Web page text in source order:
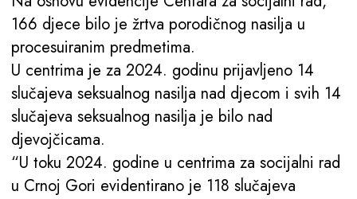
166 djece bilo je žrtva porodičnog nasilja u
procesuiranim predmetima.
U centrima je za 2024. godinu prijavljeno 14
slučajeva seksualnog nasilja nad djecom i svih 14
slučajeva seksualnog nasilja je bilo nad
djevojčicama.
“U toku 2024. godine u centrima za socijalni rad
u Crnoj Gori evidentirano je 118 slučajeva